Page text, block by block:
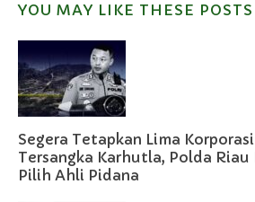
YOU MAY LIKE THESE POSTS
Segera Tetapkan Lima
Tersangka Karhutla, Polda Riau
Pilih Ahli Pidana